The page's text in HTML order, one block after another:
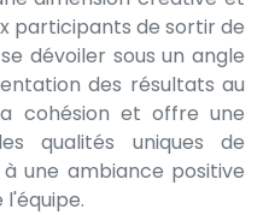
participants de sortir de
dévoiler sous un angle
des résultats au
cohésion et offre une
qualités uniques de
une ambiance positive